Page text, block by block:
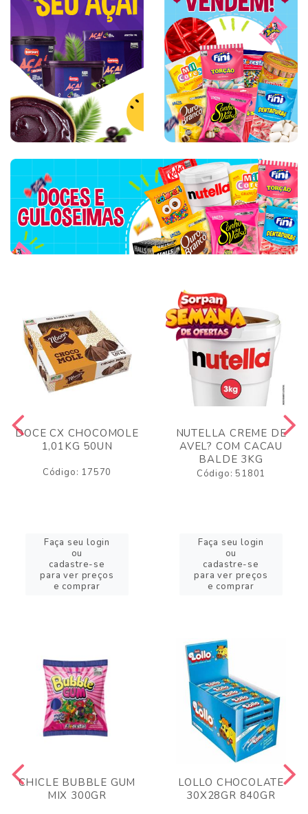
DOCE CX CHOCOMOLE
1,01KG 50UN
Código: 17570
Faça seu login
ou
cadastre-se
para ver preços
e comprar
NUTELLA CREME DE
AVEL? COM CACAU
BALDE 3KG
Código: 51801
Faça seu login
ou
cadastre-se
para ver preços
e comprar
CHICLE BUBBLE GUM
MIX 300GR
LOLLO CHOCOLATE
30X28GR 840GR